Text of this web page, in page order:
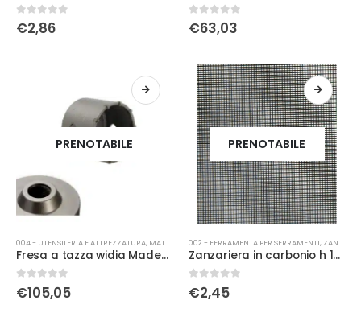
0Su 5
€2,86 0Su 5
€63,03
PRENOTABILE
004 - UTENSILERIA E ATTREZZATURA, MAT. DI CONSUMO
Fresa a tazza widia Madera Plus Ø 80
0Su 5
€105,05
PRENOTABILE
002 - FERRAMENTA PER SERRAMENTI, ZANZARIERE
Zanzariera in carbonio h 120
0Su 5
€2,45